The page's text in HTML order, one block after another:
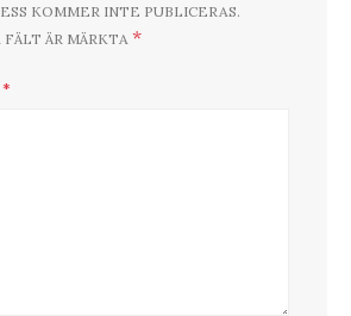
KOMMER INTE PUBLICERAS.
ÄR MÄRKTA *